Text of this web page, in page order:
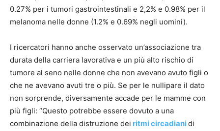
0.27% per i tumori gastrointestinali e 2,2% e 0.98% per il
melanoma nelle donne (1.2% e 0.69% negli uomini).
I ricercatori hanno anche osservato un’associazione tra
durata della carriera lavorativa e un più alto rischio di
tumore al seno nelle donne che non avevano avuto figli o
che ne avevano avuti tre o più. Se per le nullipare il dato
non sorprende, diversamente accade per le mamme con
più figli: “Questo potrebbe essere dovuto a una
combinazione della distruzione dei ritmi circadianidi